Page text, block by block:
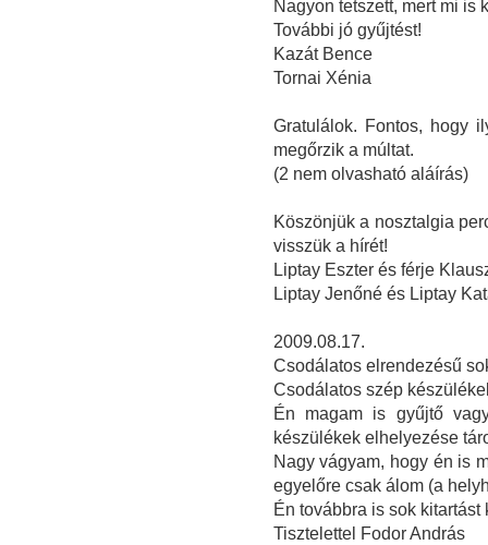
Nagyon tetszett, mert mi is
További jó gyűjtést!
Kazát Bence
Tornai Xénia
Gratulálok. Fontos, hogy
megőrzik a múltat.
(2 nem olvasható aláírás)
Köszönjük a nosztalgia
visszük a hírét!
Liptay Eszter és férje
Liptay Jenőné és Liptay
2009.08.17.
Csodálatos elrendezésű
Csodálatos szép
Én magam is gyűjtő
készülékek elhelyezése
Nagy vágyam, hogy én is
egyelőre csak álom (a
Én továbbra is sok
Tisztelettel Fodor András